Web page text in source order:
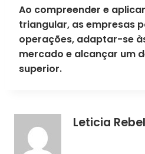
Ao compreender e
triangular, as empresas
operações, adaptar-se
mercado e alcançar um
superior.
Leticia